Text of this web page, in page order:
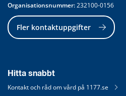
Organisationsnummer: 232100-0156
Fler kontaktuppgifter
Hitta snabbt
Kontakt och råd om vård på 1177.se